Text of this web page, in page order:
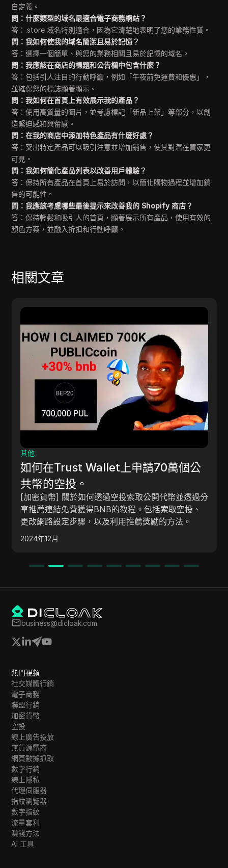
自定義。
問：什麼類型的域名最適合電子商務網站？
答：.store 域名特別適合，因為它清楚地表明了您的業務性質。
問：我如何使我的域名簡潔且易於記憶？
答：選擇一個簡單、與您的業務相關且易於記憶的域名。
問：我應該在商店的標題和公告欄中包含什麼？
答：包括引人注目的行動呼籲，例如「午夜前免運費和優惠」，
並確保您的標誌顯著顯示。
問：我如何在首頁上有效展示我的產品？
答：使用高質量的圖片，並考慮標記「新品上架」等部分，以創
造緊迫感和興奮感。
問：在我的商店中添加特色產品有什麼好處？
答：突出特定產品可以吸引注意並增加銷售，使其對潛在買家更
可見。
問：我如何簡化產品列表以改善用戶體驗？
答：保持所有產品在首頁上易於訪問，以簡化購物過程並增加銷
售的可能性。
問：我應該考慮哪些最後提示來改善我的 Shopify 商店？
答：保持輕鬆和吸引人的首頁，顯著展示所有產品，使用有效的
顏色方案，並融入折扣和行動呼籲。
相關文章
其他
如何在Trust Wallet上申請70萬個公
共幣的空投。
[加密貨幣] 關於如何透過空投索取公開代幣並透過分
享推薦連結免費獲得BNB的教程。包括索取空投、
更改網路設定步驟，以及利用推薦獎勵的方法。
2024年12月
business@dicloak.com
熱門視頻
社交媒體行銷
電子商務
聯盟行銷
加密貨幣
空投
線上廣告投放
無貨源電商
網頁數據抓取
數字行銷
線上隱私
代理伺服器
指紋瀏覽器
數字指紋
流量套利
賺錢方法
AI 工具